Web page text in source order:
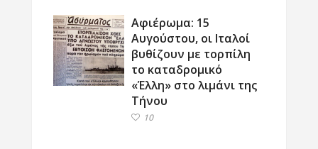
Αφιέρωμα: 15
Αυγούστου, οι Ιταλοί
βυθίζουν με τορπίλη
το καταδρομικό
«Έλλη» στο λιμάνι της
Τήνου
10